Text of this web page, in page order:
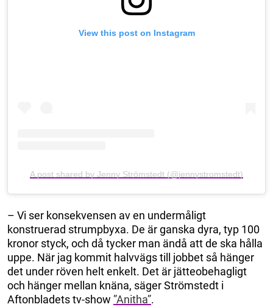
View this post on Instagram
A post shared by Jenny Strömstedt (@jennystromstedt)
– Vi ser konsekvensen av en undermåligt
konstruerad strumpbyxa. De är ganska dyra, typ 100
kronor styck, och då tycker man ändå att de ska hålla
uppe. När jag kommit halvvägs till jobbet så hänger
det under röven helt enkelt. Det är jätteobehagligt
och hänger mellan knäna, säger Strömstedt i
Aftonbladets tv-show ”Anitha”.